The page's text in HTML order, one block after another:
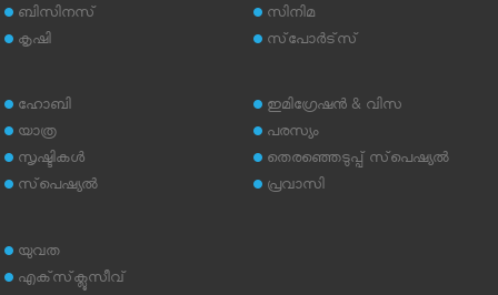
ബിസിനസ്
കൃഷി
സിനിമ
സ്‌പോര്‍ട്‌സ്
ഹോബി
യാത്ര
സൃഷ്ടികള്‍
സ്‌പെഷ്യല്‍
ഇമിഗ്രേഷന്‍ & വിസ
പരസ്യം
തെരഞ്ഞെടുപ്പ് സ്‌പെഷ്യല്‍
പ്രവാസി
യുവത
എക്‌സ്‌ക്ലൂസീവ്